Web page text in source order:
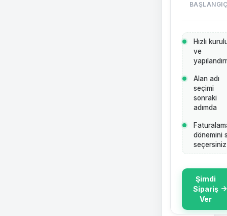
Hızlı
ve
Alan adı
seçimi
sonraki
adımda
dönemini
seçersiniz
Şimdi
Sipariş
Ver